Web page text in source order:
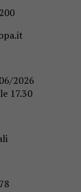
2026
17.30